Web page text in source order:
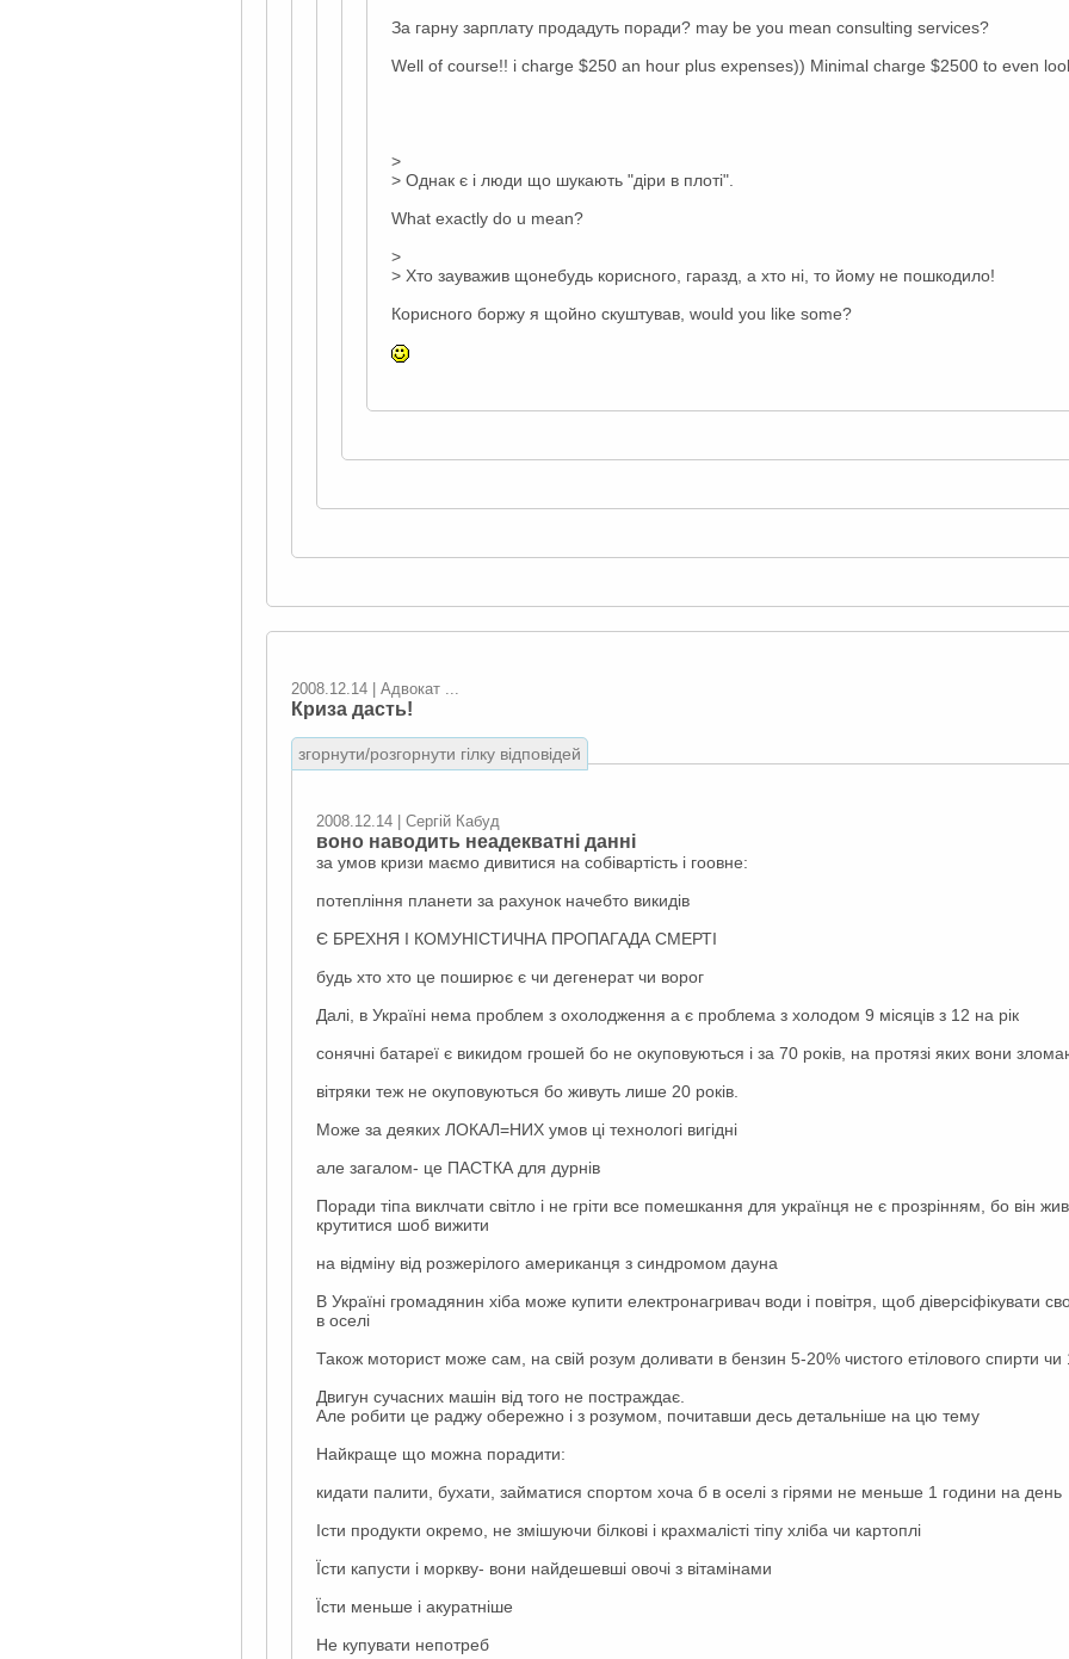
За гарну зарплату продадуть поради? may be you mean consulting services?
Well of course!! i charge $250 an hour plus expenses)) Minimal charge $2500 to even
>
> Однак є і люди що шукають "діри в плоті".
What exactly do u mean?
>
> Хто зауважив щонебудь корисного, гаразд, а хто ні, то йому не пошкодило!
Корисного боржу я щойно скуштував, would you like some?
2008.12.14 | Адвокат ...
Криза дасть!
згорнути/розгорнути гілку відповідей
2008.12.14 | Сергій Кабуд
воно наводить неадекватні данні
за умов кризи маємо дивитися на собівартість і гоовне:
потепління планети за рахунок начебто викидів
Є БРЕХНЯ І КОМУНІСТИЧНА ПРОПАГАДА СМЕРТІ
будь хто хто це поширює є чи дегенерат чи ворог
Далі, в Україні нема проблем з охолодження а є проблема з холодом 9 місяців з 12 на рік
сонячні батареї є викидом грошей бо не окуповуються і за 70 років, на протязі яких вони
вітряки теж не окуповуються бо живуть лише 20 років.
Може за деяких ЛОКАЛ=НИХ умов ці технологі вигідні
але загалом- це ПАСТКА для дурнів
Поради тіпа виклчати світло і не гріти все помешкання для українця не є прозрінням, бо він
крутитися шоб вижити
на відміну від розжерілого американця з синдромом дауна
В Україні громадянин хіба може купити електронагривач води і повітря, щоб діверсіфікувати
в оселі
Також моторист може сам, на свій розум доливати в бензин 5-20% чистого етілового спирти чи
Двигун сучасних машін від того не постраждає.
Але робити це раджу обережно і з розумом, почитавши десь детальніше на цю тему
Найкраще що можна порадити:
кидати палити, бухати, займатися спортом хоча б в оселі з гірями не меньше 1 години на день
Істи продукти окремо, не змішуючи білкові і крахмалісті тіпу хліба чи картоплі
Їсти капусти і моркву- вони найдешевші овочі з вітамінами
Їсти меньше і акуратніше
Не купувати непотреб